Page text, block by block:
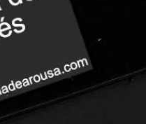
asoc.empresarial
Asociación
Comercio ZONA
ABERTA